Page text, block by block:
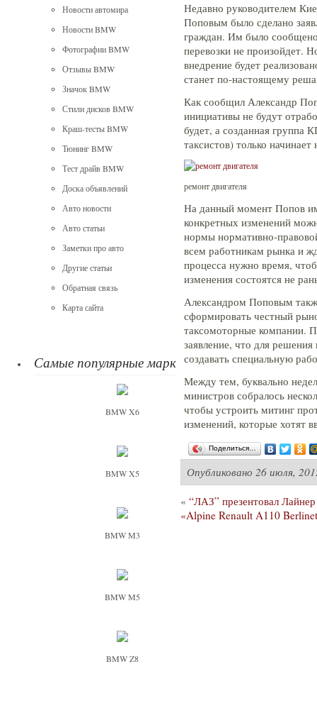
Новости автомира
Новости BMW
Фотографии BMW
Отзывы BMW
Значок BMW
Стили дисков BMW
Краш-тесты BMW
Тюнинг BMW
Тест драйв BMW
Доска объявлений
Авто новости
Авто статьи
Заметки про авто
Другие статьи
Обратная связь
Карта сайта
Самые популярные марки
BMW X6
BMW X5
BMW M3
BMW M5
BMW Z8
Недавно руководителем
Поповым было сделано
граждан. Им было
перевозки не произойдет.
внедрение будет
станет по-настоящему
Как сообщил Александр
инициативы не будут
будет, а созданная группа
таксистов) только
ремонт двигателя
На данный момент Попов
конкретных изменений
нормы нормативно-
всем работникам рынка и
процесса нужно время,
изменения состоятся не
Александром Поповым
сформировать честный
таксомоторные компании.
заявление, что для
создавать специальную
Между тем, буквально
министров собралось
чтобы устроить митинг
изменений, которые хотят
Поделиться…
Опубликовано 26 июля,
« “ЛАЗ” презентовал
«Alpine Renault A110